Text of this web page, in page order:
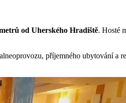
od Uherského Hradiště. Hosté
příjemného ubytování a